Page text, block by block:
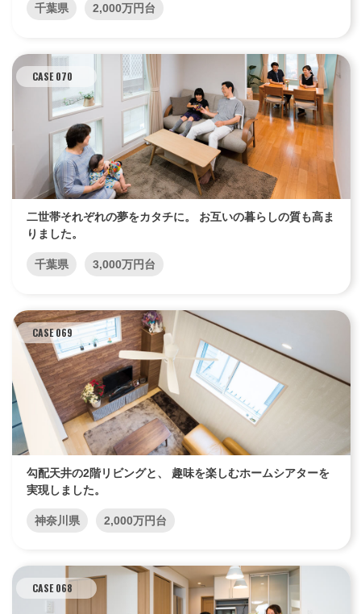
千葉県 2,000万円台
CASE 070
二世帯それぞれの夢をカタチに。 お互いの暮らしの質も高ま
りました。
千葉県 3,000万円台
CASE 069
勾配天井の2階リビングと、 趣味を楽しむホームシアターを
実現しました。
神奈川県 2,000万円台
CASE 068